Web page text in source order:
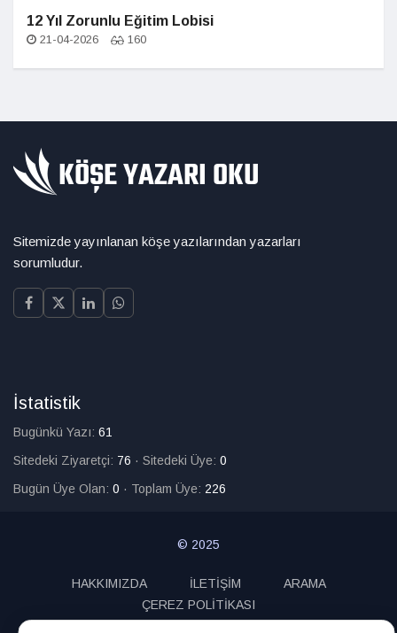
12 Yıl Zorunlu Eğitim Lobisi
21-04-2026 160
Sitemizde yayınlanan köşe yazılarından yazarları
sorumludur.
İstatistik
Bugünkü Yazı: 61
Sitedeki Ziyaretçi: 76 · Sitedeki Üye: 0
Bugün Üye Olan: 0 · Toplam Üye: 226
© 2025
HAKKIMIZDA İLETİŞİM
ARAMA
ÇEREZ POLİTİKASI